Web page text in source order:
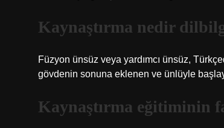
Kaynaştırma nedir
Füzyon ünsüz veya yardımcı ünsüz,
gövdenin sonuna eklenen ve ünlüyle
Kaynaştırma eğitiminin